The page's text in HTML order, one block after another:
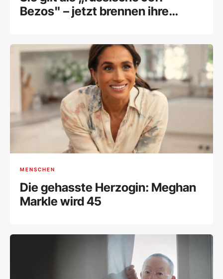
Bezos" – jetzt brennen ihre
MENSCHEN
Die gehasste Herzogin: Meghan
Markle wird 45